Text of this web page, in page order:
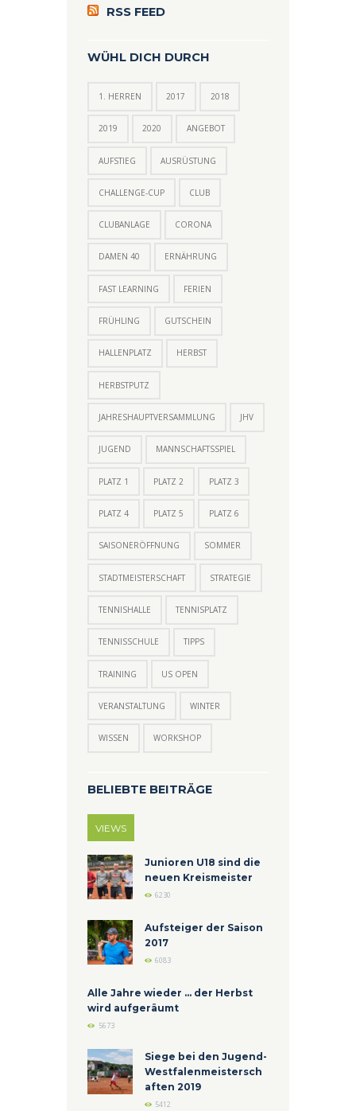
RSS FEED
WÜHL DICH DURCH
1. HERREN 2017 2018
2019 2020 ANGEBOT
AUFSTIEG AUSRÜSTUNG
CHALLENGE-CUP CLUB
CLUBANLAGE CORONA
DAMEN 40 ERNÄHRUNG
FAST LEARNING FERIEN
FRÜHLING GUTSCHEIN
HALLENPLATZ HERBST
HERBSTPUTZ
JAHRESHAUPTVERSAMMLUNG JHV
JUGEND MANNSCHAFTSSPIEL
PLATZ 1 PLATZ 2 PLATZ 3
PLATZ 4 PLATZ 5 PLATZ 6
SAISONERÖFFNUNG SOMMER
STADTMEISTERSCHAFT STRATEGIE
TENNISHALLE TENNISPLATZ
TENNISSCHULE TIPPS
TRAINING US OPEN
VERANSTALTUNG WINTER
WISSEN WORKSHOP
BELIEBTE BEITRÄGE
VIEWS
Junioren U18 sind die
neuen Kreismeister
6230
Aufsteiger der Saison
2017
6083
Alle Jahre wieder ... der Herbst
wird aufgeräumt
5673
Siege bei den Jugend-
Westfalenmeistersch
aften 2019
5412